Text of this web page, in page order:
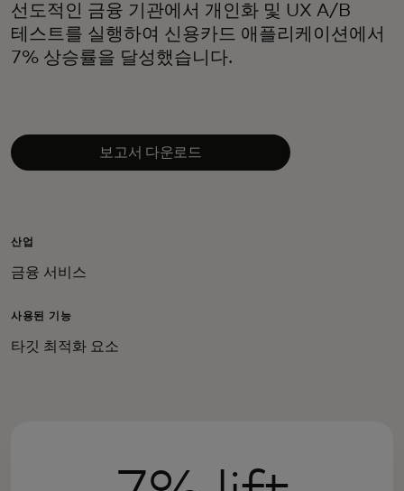
선도적인 금융 기관에서 개인화 및 UX A/B
테스트를 실행하여 신용카드 애플리케이션에서
7% 상승률을 달성했습니다.
보고서 다운로드
산업
금융 서비스
사용된 기능
타깃 최적화 요소